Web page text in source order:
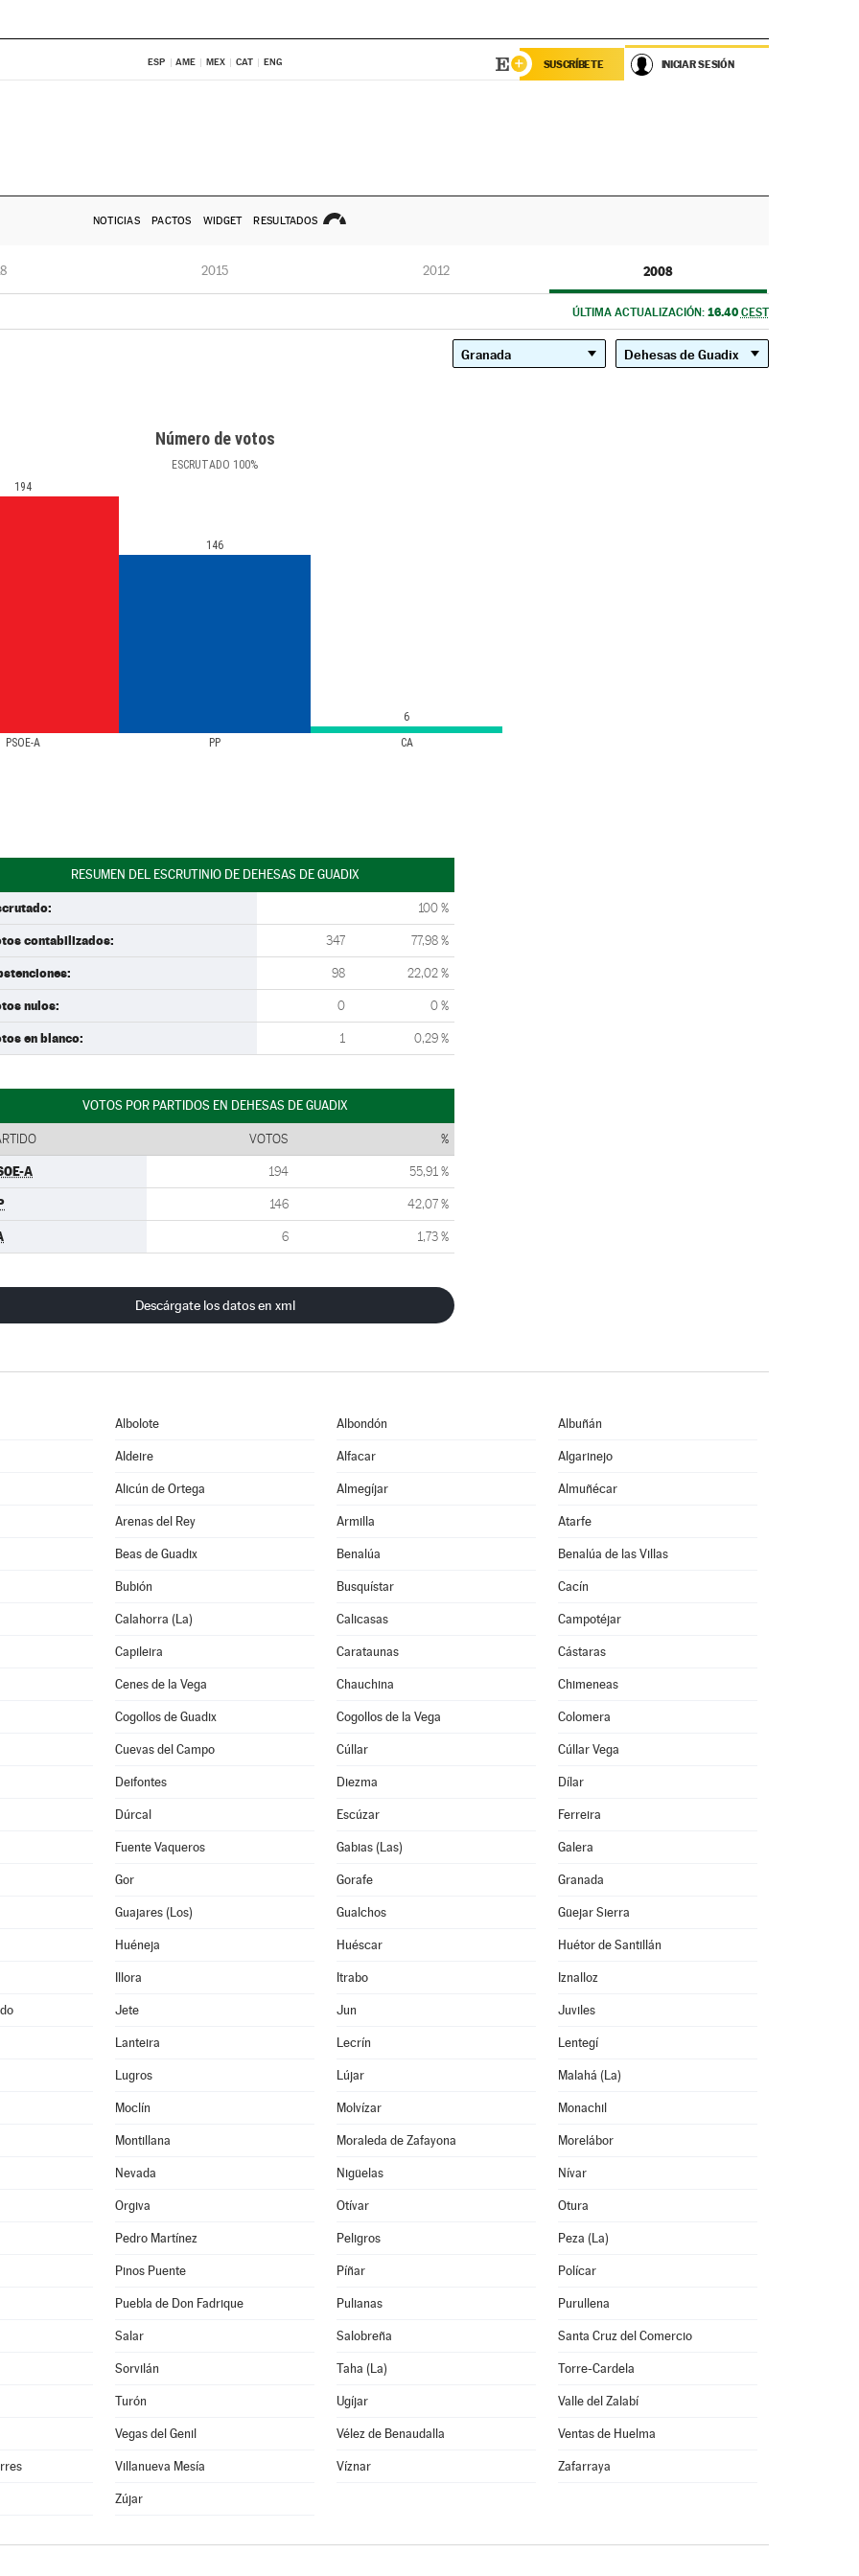
ESP AME MEX CAT ENG SUSCRÍBETE INICIAR SESIÓN
NOTICIAS PACTOS WIDGET RESULTADOS
2015 2012 2008
ÚLTIMA ACTUALIZACIÓN: 16.40 CEST
Número de votos
ESCRUTADO 100%
PSOE-A PP CA
194
146
6
RESUMEN DEL ESCRUTINIO DE DEHESAS DE GUADIX
100 %
contabilizados: 347 77,98 %
98 22,02 %
nulos: 0 0 %
en blanco: 1 0,29 %
VOTOS POR PARTIDOS EN DEHESAS DE GUADIX
VOTOS %
A 194 55,91 %
146 42,07 %
6 1,73 %
Descárgate los datos en xml
Albolote Albondón Albuñán
Aldeire Alfacar Algarinejo
Alicún de Ortega Almegíjar Almuñécar
Arenas del Rey Armilla Atarfe
Beas de Guadix Benalúa Benalúa de las Villas
Bubión Busquístar Cacín
Calahorra (La) Calicasas Campotéjar
Capileira Carataunas Cástaras
Cenes de la Vega Chauchina Chimeneas
Cogollos de Guadix Cogollos de la Vega Colomera
Cuevas del Campo Cúllar Cúllar Vega
Deifontes Diezma Dílar
Dúrcal Escúzar Ferreira
Fuente Vaqueros Gabias (Las) Galera
Gor Gorafe Granada
Guajares (Los) Gualchos Güejar Sierra
Huéneja Huéscar Huétor de Santillán
Illora Itrabo Iznalloz
Jete Jun Juviles
Lanteira Lecrín Lentegí
Lugros Lújar Malahá (La)
Moclín Molvízar Monachil
Montillana Moraleda de Zafayona Morelábor
Nevada Nigüelas Nívar
Orgiva Otívar Otura
Pedro Martínez Peligros Peza (La)
Pinos Puente Píñar Polícar
Puebla de Don Fadrique Pulianas Purullena
Salar Salobreña Santa Cruz del Comercio
Sorvilán Taha (La) Torre-Cardela
Turón Ugíjar Valle del Zalabí
Vegas del Genil Vélez de Benaudalla Ventas de Huelma
Villanueva Mesía Víznar Zafarraya
Zújar